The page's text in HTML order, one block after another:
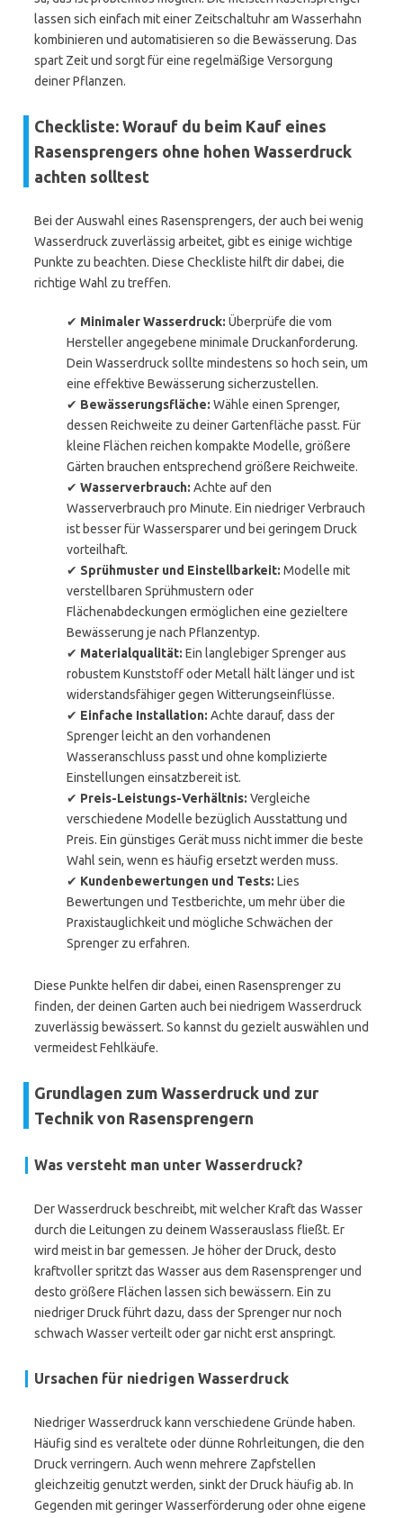
lassen sich einfach mit einer Zeitschaltuhr am Wasserhahn
kombinieren und automatisieren so die Bewässerung. Das
spart Zeit und sorgt für eine regelmäßige Versorgung
deiner Pflanzen.
Checkliste: Worauf du beim Kauf eines
Rasensprengers ohne hohen Wasserdruck
achten solltest
Bei der Auswahl eines Rasensprengers, der auch bei wenig
Wasserdruck zuverlässig arbeitet, gibt es einige wichtige
Punkte zu beachten. Diese Checkliste hilft dir dabei, die
richtige Wahl zu treffen.
✔ Minimaler Wasserdruck: Überprüfe die vom
Hersteller angegebene minimale Druckanforderung.
Dein Wasserdruck sollte mindestens so hoch sein, um
eine effektive Bewässerung sicherzustellen.
✔ Bewässerungsfläche: Wähle einen Sprenger,
dessen Reichweite zu deiner Gartenfläche passt. Für
kleine Flächen reichen kompakte Modelle, größere
Gärten brauchen entsprechend größere Reichweite.
✔ Wasserverbrauch: Achte auf den
Wasserverbrauch pro Minute. Ein niedriger Verbrauch
ist besser für Wassersparer und bei geringem Druck
vorteilhaft.
✔ Sprühmuster und Einstellbarkeit: Modelle mit
verstellbaren Sprühmustern oder
Flächenabdeckungen ermöglichen eine gezieltere
Bewässerung je nach Pflanzentyp.
✔ Materialqualität: Ein langlebiger Sprenger aus
robustem Kunststoff oder Metall hält länger und ist
widerstandsfähiger gegen Witterungseinflüsse.
✔ Einfache Installation: Achte darauf, dass der
Sprenger leicht an den vorhandenen
Wasseranschluss passt und ohne komplizierte
Einstellungen einsatzbereit ist.
✔ Preis-Leistungs-Verhältnis: Vergleiche
verschiedene Modelle bezüglich Ausstattung und
Preis. Ein günstiges Gerät muss nicht immer die beste
Wahl sein, wenn es häufig ersetzt werden muss.
✔ Kundenbewertungen und Tests: Lies
Bewertungen und Testberichte, um mehr über die
Praxistauglichkeit und mögliche Schwächen der
Sprenger zu erfahren.
Diese Punkte helfen dir dabei, einen Rasensprenger zu
finden, der deinen Garten auch bei niedrigem Wasserdruck
zuverlässig bewässert. So kannst du gezielt auswählen und
vermeidest Fehlkäufe.
Grundlagen zum Wasserdruck und zur
Technik von Rasensprengern
Was versteht man unter Wasserdruck?
Der Wasserdruck beschreibt, mit welcher Kraft das Wasser
durch die Leitungen zu deinem Wasserauslass fließt. Er
wird meist in bar gemessen. Je höher der Druck, desto
kraftvoller spritzt das Wasser aus dem Rasensprenger und
desto größere Flächen lassen sich bewässern. Ein zu
niedriger Druck führt dazu, dass der Sprenger nur noch
schwach Wasser verteilt oder gar nicht erst anspringt.
Ursachen für niedrigen Wasserdruck
Niedriger Wasserdruck kann verschiedene Gründe haben.
Häufig sind es veraltete oder dünne Rohrleitungen, die den
Druck verringern. Auch wenn mehrere Zapfstellen
gleichzeitig genutzt werden, sinkt der Druck häufig ab. In
Gegenden mit geringer Wasserförderung oder ohne eigene